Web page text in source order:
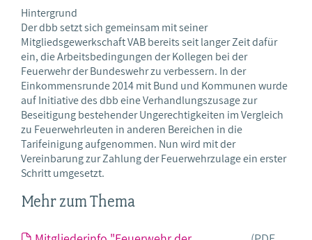
Hintergrund
Der dbb setzt sich gemeinsam mit seiner
Mitgliedsgewerkschaft VAB bereits seit langer Zeit dafür
ein, die Arbeitsbedingungen der Kollegen bei der
Feuerwehr der Bundeswehr zu verbessern. In der
Einkommensrunde 2014 mit Bund und Kommunen wurde
auf Initiative des dbb eine Verhandlungszusage zur
Beseitigung bestehender Ungerechtigkeiten im Vergleich
zu Feuerwehrleuten in anderen Bereichen in die
Tarifeinigung aufgenommen. Nun wird mit der
Vereinbarung zur Zahlung der Feuerwehrzulage ein erster
Schritt umgesetzt.
Mehr zum Thema